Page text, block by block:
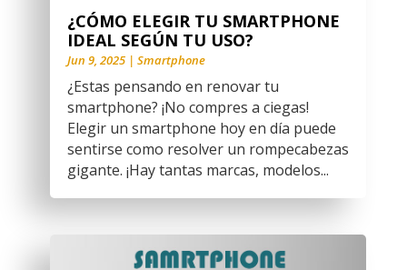
¿CÓMO ELEGIR TU SMARTPHONE
IDEAL SEGÚN TU USO?
Jun 9, 2025| Smartphone
¿Estas pensando en renovar tu
smartphone? ¡No compres a ciegas!
Elegir un smartphone hoy en día puede
sentirse como resolver un rompecabezas
gigante. ¡Hay tantas marcas, modelos...